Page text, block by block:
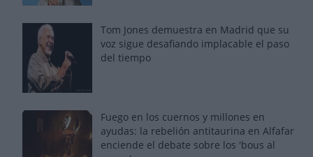
Tom Jones demuestra en Madrid que su
voz sigue desafiando implacable el paso
del tiempo
Fuego en los cuernos y millones en
ayudas: la rebelión antitaurina en Alfafar
enciende el debate sobre los 'bous al